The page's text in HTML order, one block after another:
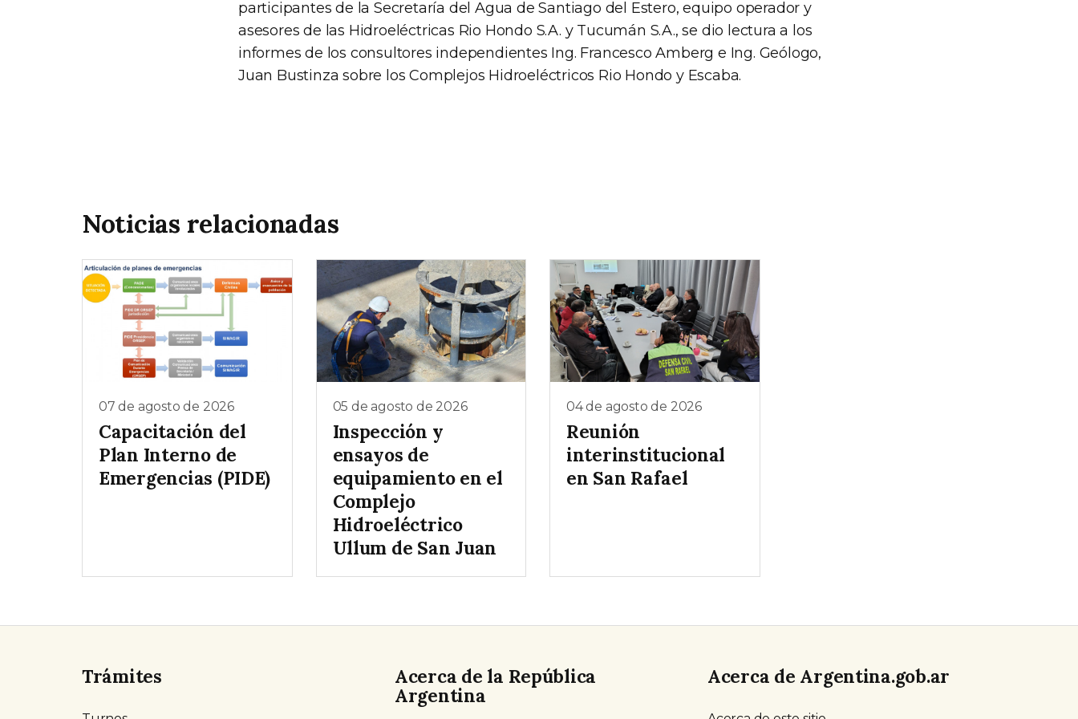
participantes de la Secretaría del Agua de Santiago del Estero, equipo operador y
asesores de las Hidroeléctricas Rio Hondo S.A. y Tucumán S.A., se dio lectura a los
informes de los consultores independientes Ing. Francesco Amberg e Ing. Geólogo,
Juan Bustinza sobre los Complejos Hidroeléctricos Rio Hondo y Escaba.
Noticias relacionadas
07 de agosto de 2026
Capacitación del
Plan Interno de
Emergencias (PIDE)
05 de agosto de 2026
Inspección y
ensayos de
equipamiento en el
Complejo
Hidroeléctrico
Ullum de San Juan
04 de agosto de 2026
Reunión
interinstitucional
en San Rafael
Trámites
Acerca de la República
Argentina
Acerca de Argentina.gob.ar